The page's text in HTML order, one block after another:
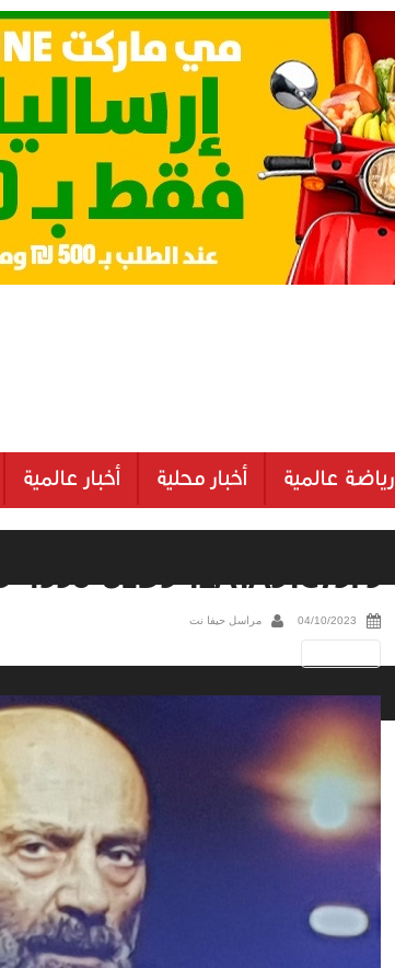
رياضة عالمية أخبار محلية أخبار عالمية
8ED5-12A1A31C73F5
04/10/2023 مراسل حيفا نت